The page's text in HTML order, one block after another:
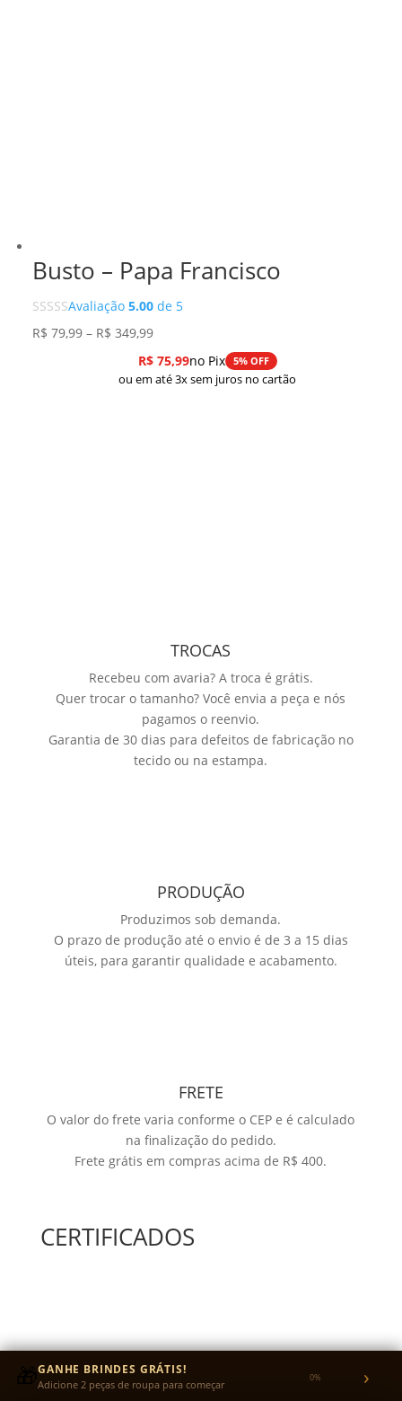
Busto – Papa Francisco
Avaliação5.00 de 5
R$ 79,99 – R$ 349,99Faixa
de
preço:
R$75,99no Pix 5% OFF
ou em até 3x sem juros no cartão
TROCAS
Recebeu com avaria? A troca é grátis.
Quer trocar o tamanho? Você envia a peça e nós
pagamos o reenvio.
Garantia de 30 dias para defeitos de fabricação no
tecido ou na estampa.
PRODUÇÃO
Produzimos sob demanda.
O prazo de produção até o envio é de 3 a 15 dias
úteis, para garantir qualidade e acabamento.
FRETE
O valor do frete varia conforme o CEP e é calculado
na finalização do pedido.
Frete grátis em compras acima de R$ 400.
CERTIFICADOS
🎁GANHE BRINDES GRÁTIS!
Adicione 2 peças de roupa para começar 0% ›